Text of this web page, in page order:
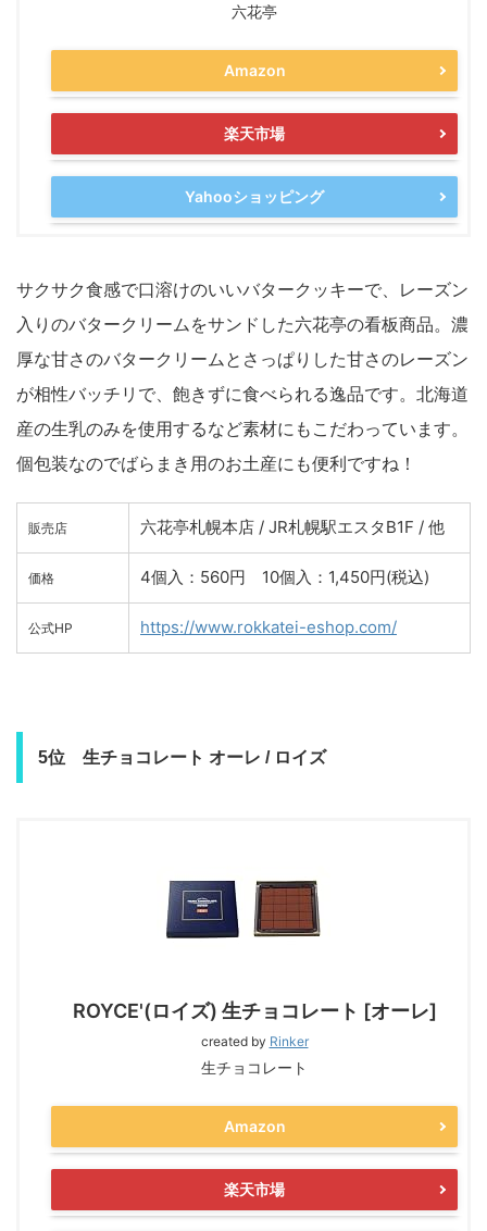
六花亭
Amazon
楽天市場
Yahooショッピング
サクサク食感で口溶けのいいバタークッキーで、レーズン
入りのバタークリームをサンドした六花亭の看板商品。濃
厚な甘さのバタークリームとさっぱりした甘さのレーズン
が相性バッチリで、飽きずに食べられる逸品です。北海道
産の生乳のみを使用するなど素材にもこだわっています。
個包装なのでばらまき用のお土産にも便利ですね！
販売店 六花亭札幌本店 / JR札幌駅エスタB1F / 他
価格 4個入：560円 10個入：1,450円(税込)
公式HP https://www.rokkatei-eshop.com/
5位 生チョコレート オーレ / ロイズ
ROYCE'(ロイズ) 生チョコレート [オーレ]
created by Rinker
生チョコレート
Amazon
楽天市場